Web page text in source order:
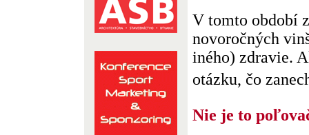
V tomto období
novoročných
iného) zdravie.
otázku, čo
Nie je to